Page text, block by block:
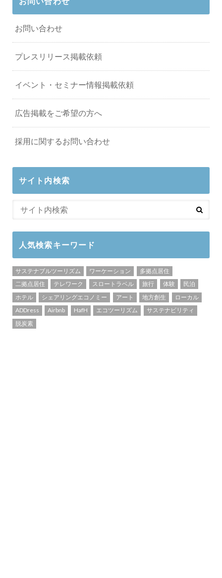
お問い合わせ
プレスリリース掲載依頼
イベント・セミナー情報掲載依頼
広告掲載をご希望の方へ
採用に関するお問い合わせ
サイト内検索
人気検索キーワード
サステナブルツーリズム ワーケーション
多拠点居住
二拠点居住
テレワーク スロートラベル 旅行 体験
民泊
ホテル
シェアリングエコノミー アート 地方創生
ローカル
ADDress
Airbnb HafH エコツーリズム
サステナビリティ
脱炭素